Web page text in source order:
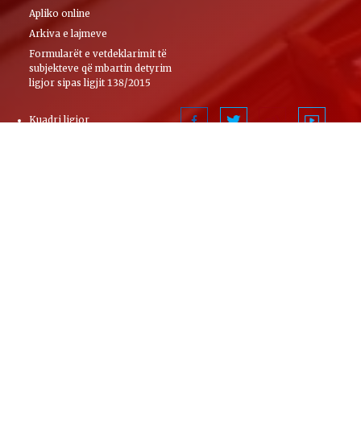
Apliko online
Arkiva e lajmeve
Formularët e vetdeklarimit të
subjekteve që mbartin detyrim
ligjor sipas ligjit 138/2015
Kuadri ligjor